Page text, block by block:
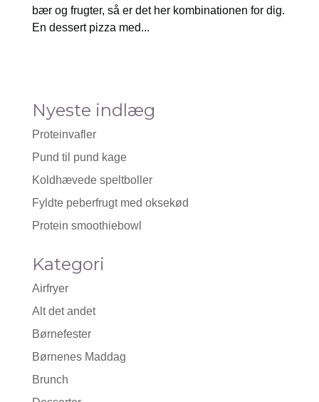
bær og frugter, så er det her kombinationen for dig.
En dessert pizza med...
Nyeste indlæg
Proteinvafler
Pund til pund kage
Koldhævede speltboller
Fyldte peberfrugt med oksekød
Protein smoothiebowl
Kategori
Airfryer
Alt det andet
Børnefester
Børnenes Maddag
Brunch